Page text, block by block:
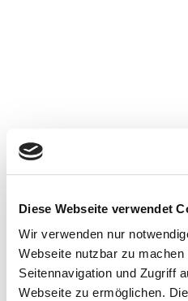
Diese Webseite verwendet
Wir verwenden nur
Webseite nutzbar zu
Seitennavigation und Zugriff
Webseite zu ermöglichen.